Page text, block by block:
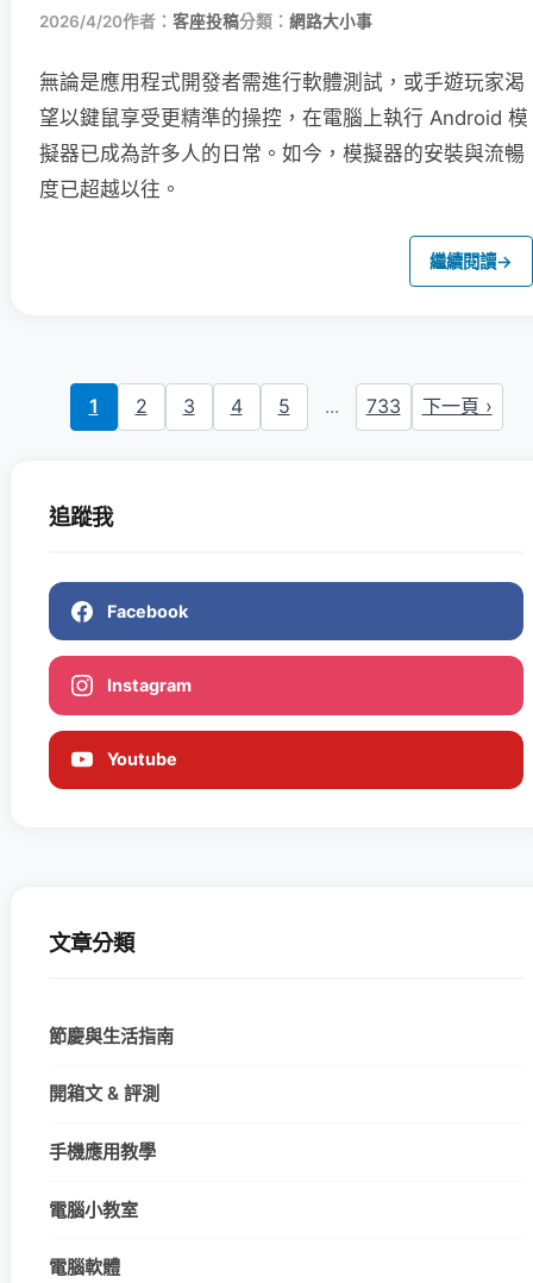
2026/4/20作者： 客座投稿分類： 網路大小事
無論是應用程式開發者需進行軟體測試，或手遊玩家渴
望以鍵鼠享受更精準的操控，在電腦上執行 Android 模
擬器已成為許多人的日常。如今，模擬器的安裝與流暢
度已超越以往。
繼續閱讀→
1 2 3 4 5 ... 733 下一頁 ›
追蹤我
Facebook
Instagram
Youtube
文章分類
節慶與生活指南
開箱文 & 評測
手機應用教學
電腦小教室
電腦軟體